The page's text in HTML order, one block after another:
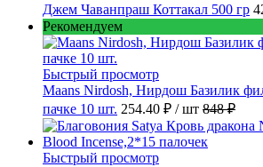
Джем Чаванпраш Коттакал 500 гр
Рекомендуем
Быстрый просмотр
Maans Nirdosh, Нирдош Базилик
пачке 10 шт. 254.40 ₽ / шт 848 ₽
Быстрый просмотр